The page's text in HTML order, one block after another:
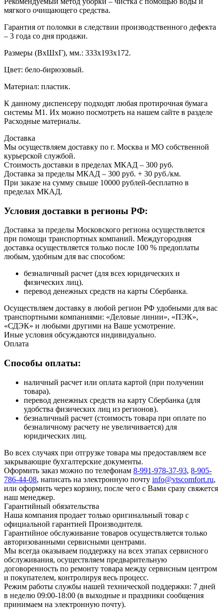
мягкого очищающего средства.
Гарантия от поломки в следствии производственного дефекта
– 3 года со дня продажи.
Размеры (ВхШхГ), мм.: 333х193х172.
Цвет: бело-бирюзовый.
Материал: пластик.
К данному диспенсеру подходят любая протирочная бумага
системы М1. Их можно посмотреть на нашем сайте в разделе
Расходные материалы.
Доставка
Мы осуществляем доставку по г. Москва и МО собственной
курьерской службой.
Стоимость доставки в пределах МКАД – 300 руб.
Доставка за пределы МКАД – 300 руб. + 30 руб./км.
При заказе на сумму свыше 10000 рублей-бесплатно в
пределах МКАД.
Условия доставки в регионы РФ:
Доставка за пределы Московского региона осуществляется
при помощи транспортных компаний. Междугородняя
доставка осуществляется только после 100 % предоплаты
любым, удобным для вас способом:
безналичный расчет (для всех юридических и
физических лиц).
перевод денежных средств на карты Сбербанка.
Осуществляем доставку в любой регион РФ удобными для вас
транспортными компаниями: «Деловые линии», «ПЭК»,
«СДЭК» и любыми другими на Ваше усмотрение.
Иные условия обсуждаются индивидуально.
Оплата
Способы оплаты:
наличный расчет или оплата картой (при получении
товара).
перевод денежных средств на карту Сбербанка (для
удобства физических лиц из регионов).
безналичный расчет (стоимость товара при оплате по
безналичному расчету не увеличивается) для
юридических лиц.
Во всех случаях при отгрузке товара мы предоставляем все
закрывающие бухгалтерские документы.
Оформить заказ можно по телефонам 8-991-978-37-93, 8-905-
786-44-08, написать на электронную почту info@vtscomfort.ru,
или оформить через корзину, после чего с Вами сразу свяжется
наш менеджер.
Гарантийный обязательства
Наша компания продает только оригинальный товар с
официальной гарантией Производителя.
Гарантийное обслуживание товаров осуществляется только
авторизованными сервисными центрами.
Мы всегда оказываем поддержку на всех этапах сервисного
обслуживания, осуществляем предварительную
договоренность по ремонту товара между сервисным центром
и покупателем, контролируя весь процесс.
Режим работы службы нашей технической поддержки: 7 дней
в неделю 09:00-18:00 (в выходные и праздники сообщения
принимаем на электронную почту).